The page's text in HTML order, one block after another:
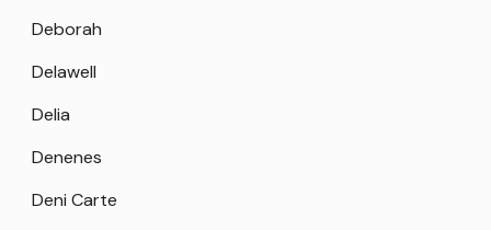
Deborah
Delawell
Delia
Denenes
Deni Carte